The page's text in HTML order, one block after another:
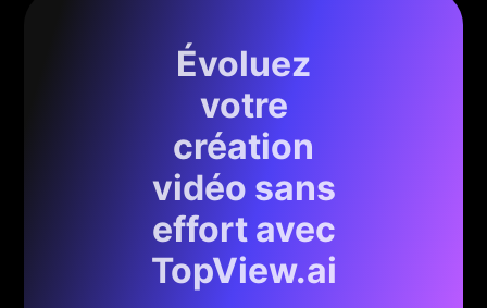
Évoluez
votre
création
vidéo sans
effort avec
TopView.ai